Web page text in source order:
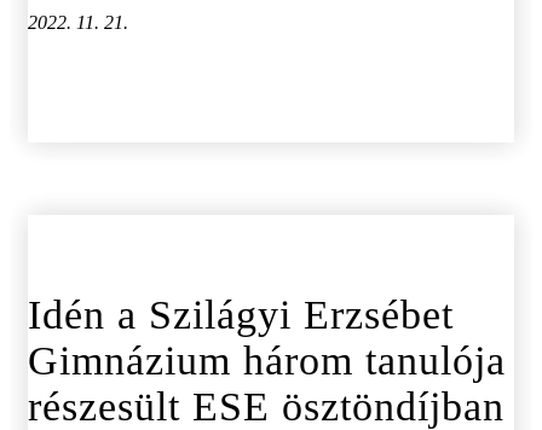
2022. 11. 21.
Idén a Szilágyi Erzsébet
Gimnázium három tanulója
részesült ESE ösztöndíjban